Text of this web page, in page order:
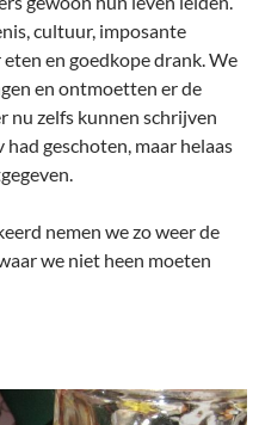
cultuur, imposante
en goedkope drank. We
en ontmoetten er de
nu zelfs kunnen schrijven
geschoten, maar helaas
nemen we zo weer de
we niet heen moeten